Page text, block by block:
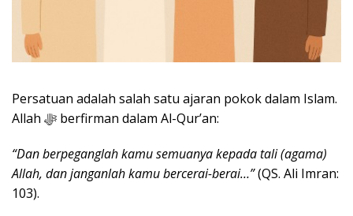
Persatuan adalah salah satu ajaran pokok dalam Islam.
Allah ﷻ berfirman dalam Al-Qur’an:
“Dan berpeganglah kamu semuanya kepada tali (agama)
Allah, dan janganlah kamu bercerai-berai…”(QS. Ali Imran:
103).